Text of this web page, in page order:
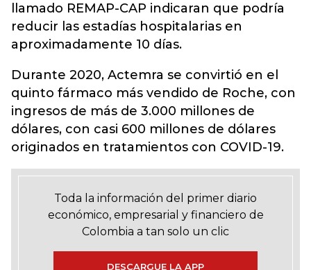
llamado REMAP-CAP indicaran que podría
reducir las estadías hospitalarias en
aproximadamente 10 días.
Durante 2020, Actemra se convirtió en el
quinto fármaco más vendido de Roche, con
ingresos de más de 3.000 millones de
dólares, con casi 600 millones de dólares
originados en tratamientos con COVID-19.
Toda la información del primer diario
económico, empresarial y financiero de
Colombia a tan solo un clic
DESCARGUE LA APP